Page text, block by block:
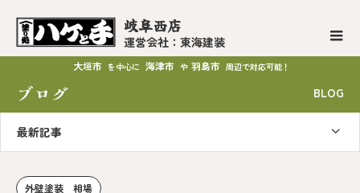
岐阜西店
運営会社：東海建装
大垣市 を中心に 海津市 や 羽島市 周辺で対応可能！
ブログ BLOG
最新記事
外壁塗装 相場